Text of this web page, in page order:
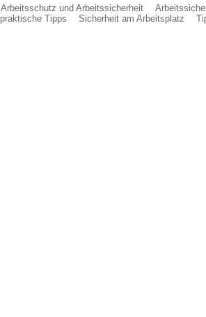
Arbeitsschutz und Arbeitssicherheit
praktische Tipps Sicherheit am Arbeitsplatz